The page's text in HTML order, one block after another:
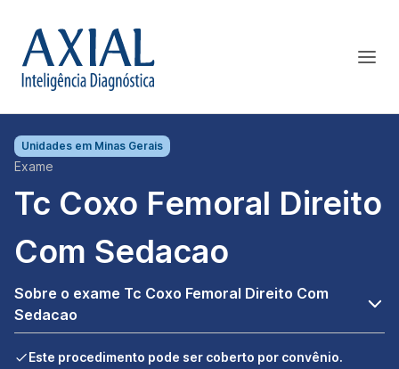
Unidades em Minas Gerais
Exame
Tc Coxo Femoral Direito
Com Sedacao
Sobre o exame Tc Coxo Femoral Direito Com
Sedacao
Este procedimento pode ser coberto por convênio.